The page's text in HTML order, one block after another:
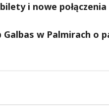
i nowe
w Palmirach o